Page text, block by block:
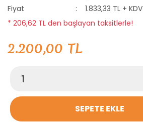
Fiyat
1.833,33 TL + KDV
* 206,62 TL den başlayan taksitlerle!
2.200,00 TL
SEPETE EKLE